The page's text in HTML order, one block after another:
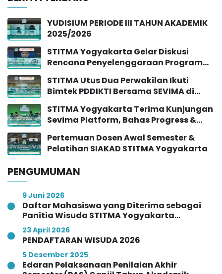
YUDISIUM PERIODE III TAHUN AKADEMIK
2025/2026
STITMA Yogyakarta Gelar Diskusi
Rencana Penyelenggaraan Program
dan Jalur Pindahan
STITMA Utus Dua Perwakilan Ikuti
Bimtek PDDIKTI Bersama SEVIMA di
STITMA Yogyakarta Terima Kunjungan
Sevima Platform, Bahas Progress &
Pertemuan Dosen Awal Semester &
Pelatihan SIAKAD STITMA Yogyakarta
PENGUMUMAN
9 Juni 2026
Daftar Mahasiswa yang Diterima sebagai
Panitia Wisuda STITMA Yogyakarta
Angkatan Ke-VI Tahun 2026
23 April 2026
PENDAFTARAN WISUDA 2026
5 Desember 2025
Edaran Pelaksanaan Penilaian Akhir